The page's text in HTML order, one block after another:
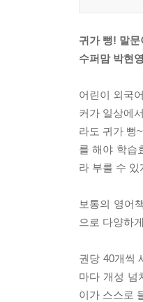
귀가 뻥! 말문
수퍼맘 박현
어린이 외국
커가 일상에
라도 귀가 뻥
를 해야 학습
라 부를 수 있
보통의 영어
으로 다양하
권당 40개씩
마다 개성 넘
이가 스스로